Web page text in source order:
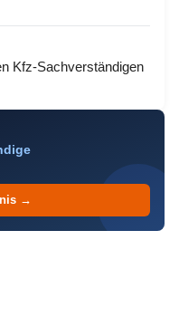
Kfz-Sachverständigen
→